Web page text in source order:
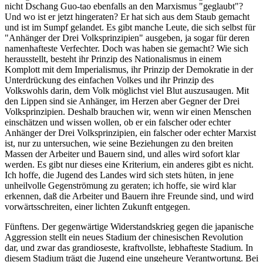
nicht Dschang Guo-tao ebenfalls an den Marxismus "geglaubt"?
Und wo ist er jetzt hingeraten? Er hat sich aus dem Staub gemacht
und ist im Sumpf gelandet. Es gibt manche Leute, die sich selbst für
"Anhänger der Drei Volksprinzipien" ausgeben, ja sogar für deren
namenhafteste Verfechter. Doch was haben sie gemacht? Wie sich
herausstellt, besteht ihr Prinzip des Nationalismus in einem
Komplott mit dem Imperialismus, ihr Prinzip der Demokratie in der
Unterdrückung des einfachen Volkes und ihr Prinzip des
Volkswohls darin, dem Volk möglichst viel Blut auszusaugen. Mit
den Lippen sind sie Anhänger, im Herzen aber Gegner der Drei
Volksprinzipien. Deshalb brauchen wir, wenn wir einen Menschen
einschätzen und wissen wollen, ob er ein falscher oder echter
Anhänger der Drei Volksprinzipien, ein falscher oder echter Marxist
ist, nur zu untersuchen, wie seine Beziehungen zu den breiten
Massen der Arbeiter und Bauern sind, und alles wird sofort klar
werden. Es gibt nur dieses eine Kriterium, ein anderes gibt es nicht.
Ich hoffe, die Jugend des Landes wird sich stets hüten, in jene
unheilvolle Gegenströmung zu geraten; ich hoffe, sie wird klar
erkennen, daß die Arbeiter und Bauern ihre Freunde sind, und wird
vorwärtsschreiten, einer lichten Zukunft entgegen.
Fünftens. Der gegenwärtige Widerstandskrieg gegen die japanische
Aggression stellt ein neues Stadium der chinesischen Revolution
dar, und zwar das grandioseste, kraftvollste, lebhafteste Stadium. In
diesem Stadium trägt die Jugend eine ungeheure Verantwortung. Bei